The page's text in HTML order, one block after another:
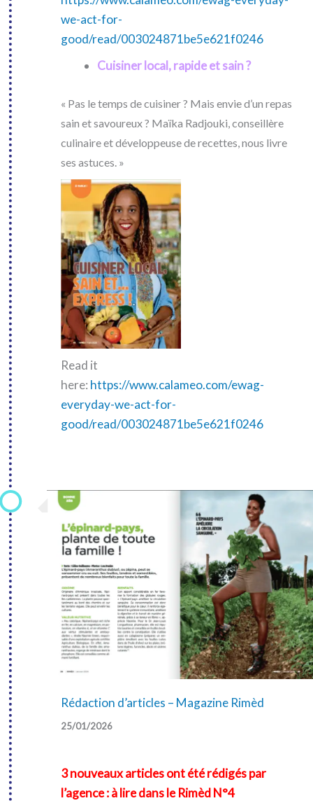
we-act-for-
good/read/003024871be5e621f0246
Cuisiner local, rapide et sain ?
« Pas le temps de cuisiner ? Mais envie d’un repas
sain et savoureux ? Maïka Radjouki, conseillère
culinaire et développeuse de recettes, nous livre
ses astuces. »
Read it
here: https://www.calameo.com/ewag-
everyday-we-act-for-
good/read/003024871be5e621f0246
Rédaction d’articles – Magazine Rimèd
25/01/2026
3 nouveaux articles ont été rédigés par
l’agence : à lire dans leRimèd N°4